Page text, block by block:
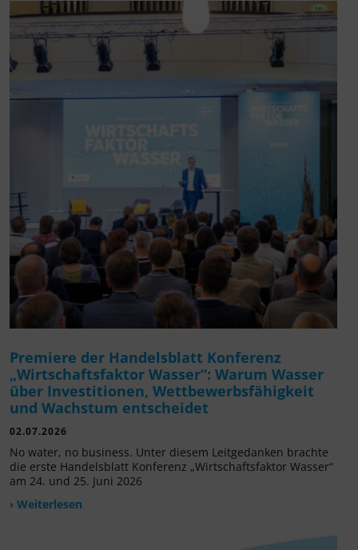
Premiere der Handelsblatt Konferenz
„Wirtschaftsfaktor Wasser“: Warum Wasser
über Investitionen, Wettbewerbsfähigkeit
und Wachstum entscheidet
02.07.2026
No water, no business. Unter diesem Leitgedanken brachte
die erste Handelsblatt Konferenz „Wirtschaftsfaktor Wasser“
am 24. und 25. Juni 2026
› Weiterlesen